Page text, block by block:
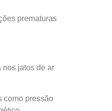
prematuras
nos jatos de ar
como pressão